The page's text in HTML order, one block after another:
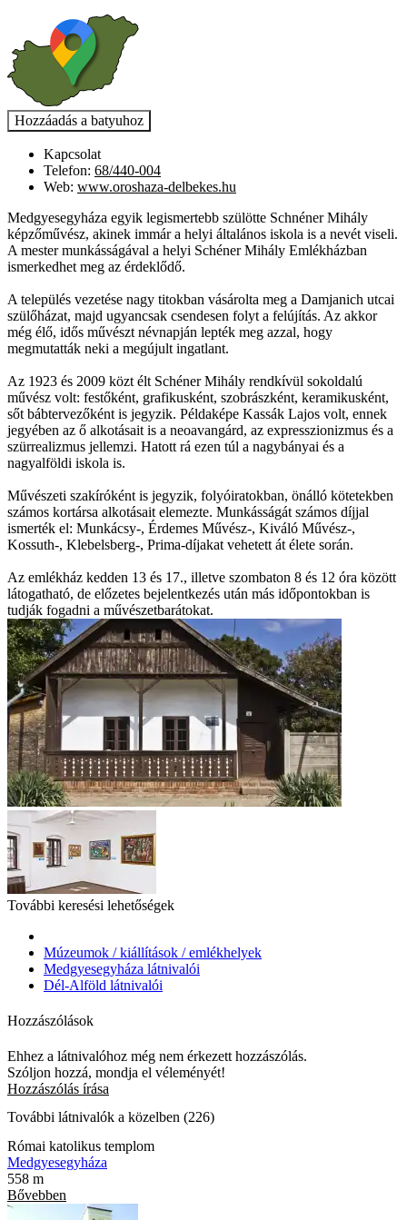
Kapcsolat
Telefon: 68/440-004
Web: www.oroshaza-delbekes.hu
Medgyesegyháza egyik legismertebb szülötte Schnéner Mihály
képzőművész, akinek immár a helyi általános iskola is a nevét viseli.
A mester munkásságával a helyi Schéner Mihály Emlékházban
ismerkedhet meg az érdeklődő.
A település vezetése nagy titokban vásárolta meg a Damjanich utcai
szülőházat, majd ugyancsak csendesen folyt a felújítás. Az akkor
még élő, idős művészt névnapján lepték meg azzal, hogy
megmutatták neki a megújult ingatlant.
Az 1923 és 2009 közt élt Schéner Mihály rendkívül sokoldalú
művész volt: festőként, grafikusként, szobrászként, keramikusként,
sőt bábtervezőként is jegyzik. Példaképe Kassák Lajos volt, ennek
jegyében az ő alkotásait is a neoavangárd, az expresszionizmus és a
szürrealizmus jellemzi. Hatott rá ezen túl a nagybányai és a
nagyalföldi iskola is.
Művészeti szakíróként is jegyzik, folyóiratokban, önálló kötetekben
számos kortársa alkotásait elemezte. Munkásságát számos díjjal
ismerték el: Munkácsy-, Érdemes Művész-, Kiváló Művész-,
Kossuth-, Klebelsberg-, Prima-díjakat vehetett át élete során.
Az emlékház kedden 13 és 17., illetve szombaton 8 és 12 óra között
látogatható, de előzetes bejelentkezés után más időpontokban is
tudják fogadni a művészetbarátokat.
További keresési lehetőségek
Múzeumok / kiállítások / emlékhelyek
Medgyesegyháza látnivalói
Dél-Alföld látnivalói
Hozzászólások
Ehhez a látnivalóhoz még nem érkezett hozzászólás.
Szóljon hozzá, mondja el véleményét!
Hozzászólás írása
További látnivalók a közelben (226)
Római katolikus templom
Medgyesegyháza
558 m
Bővebben